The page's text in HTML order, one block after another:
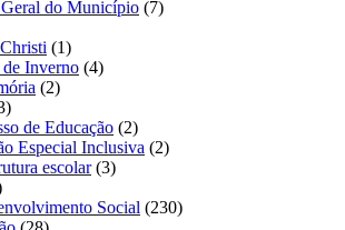
do Município (7)
(1)
Inverno (4)
(2)
de Educação (2)
Especial Inclusiva (2)
escolar(3)
Social (230)